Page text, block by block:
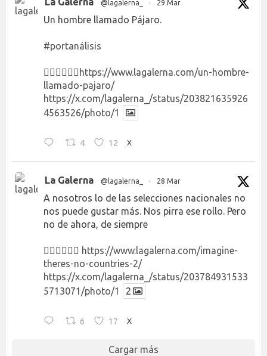
@lagalerna_ · 29 Mar
Un hombre llamado Pájaro.
#portanálisis
👉🏻👉🏻👉🏻 https://www.lagalerna.com/un-hombre-
llamado-pajaro/
https://x.com/lagalerna_/status/203821635926
4563526/photo/1
4 12 X
La Galerna @lagalerna_ · 28 Mar
A nosotros lo de las selecciones nacionales no
nos puede gustar más. Nos pirra ese rollo. Pero
no de ahora, de siempre
👉🏻👉🏻👉🏻 https://www.lagalerna.com/imagine-
theres-no-countries-2/
https://x.com/lagalerna_/status/203784931533
5713071/photo/1
2
6 17 X
Cargar más